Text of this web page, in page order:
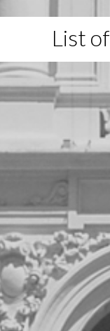
List